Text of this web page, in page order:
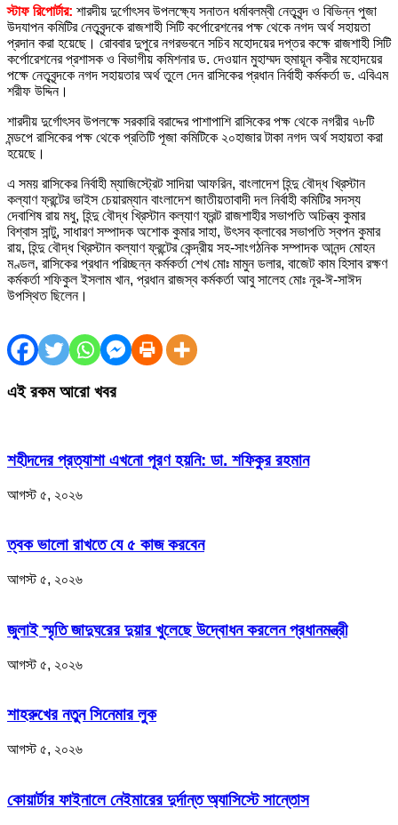
স্টাফ রিপোর্টার: শারদীয় দুর্গোৎসব উপলক্ষ্যে সনাতন ধর্মাবলম্বী নেতৃবৃন্দ ও বিভিন্ন পুজা
উদযাপন কমিটির নেতৃবৃন্দকে রাজশাহী সিটি কর্পোরেশনের পক্ষ থেকে নগদ অর্থ সহায়তা
প্রদান করা হয়েছে। রোববার দুপুরে নগরভবনে সচিব মহোদয়ের দপ্তর কক্ষে রাজশাহী সিটি
কর্পোরেশনের প্রশাসক ও বিভাগীয় কমিশনার ড. দেওয়ান মুহাম্মদ হুমায়ূন কবীর মহোদয়ের
পক্ষে নেতৃবৃন্দকে নগদ সহায়তার অর্থ তুলে দেন রাসিকের প্রধান নির্বাহী কর্মকর্তা ড. এবিএম
শরীফ উদ্দিন।
শারদীয় দুর্গোৎসব উপলক্ষে সরকারি বরাদ্দের পাশাপাশি রাসিকের পক্ষ থেকে নগরীর ৭৮টি
মন্ডপে রাসিকের পক্ষ থেকে প্রতিটি পূজা কমিটিকে ২০হাজার টাকা নগদ অর্থ সহায়তা করা
হয়েছে।
এ সময় রাসিকের নির্বাহী ম্যাজিস্ট্রেট সাদিয়া আফরিন, বাংলাদেশ হিন্দু বৌদ্ধ খ্রিস্টান
কল্যাণ ফ্রন্টের ভাইস চেয়ারম্যান বাংলাদেশ জাতীয়তাবাদী দল নির্বাহী কমিটির সদস্য
দেবাশিষ রায় মধু, হিন্দু বৌদ্ধ খ্রিস্টান কল্যাণ ফ্রন্ট রাজশাহীর সভাপতি অচিন্ত্য কুমার
বিশ্বাস সান্টু, সাধারণ সম্পাদক অশোক কুমার সাহা, উৎসব ক্লাবের সভাপতি স্বপন কুমার
রায়, হিন্দু বৌদ্ধ খ্রিস্টান কল্যাণ ফ্রন্টের কেন্দ্রীয় সহ-সাংগঠনিক সম্পাদক আনন্দ মোহন
মণ্ডল, রাসিকের প্রধান পরিচ্ছন্ন কর্মকর্তা শেখ মোঃ মামুন ডলার, বাজেট কাম হিসাব রক্ষণ
কর্মকর্তা শফিকুল ইসলাম খান, প্রধান রাজস্ব কর্মকর্তা আবু সালেহ মোঃ নূর-ঈ-সাঈদ
উপস্থিত ছিলেন।
এই রকম আরো খবর
শহীদদের প্রত্যাশা এখনো পূরণ হয়নি: ডা. শফিকুর রহমান
আগস্ট ৫, ২০২৬
ত্বক ভালো রাখতে যে ৫ কাজ করবেন
আগস্ট ৫, ২০২৬
জুলাই স্মৃতি জাদুঘরের দুয়ার খুলেছে উদ্বোধন করলেন প্রধানমন্ত্রী
আগস্ট ৫, ২০২৬
শাহরুখের নতুন সিনেমার লুক
আগস্ট ৫, ২০২৬
কোয়ার্টার ফাইনালে নেইমারের দুর্দান্ত অ্যাসিস্টে সান্তোস